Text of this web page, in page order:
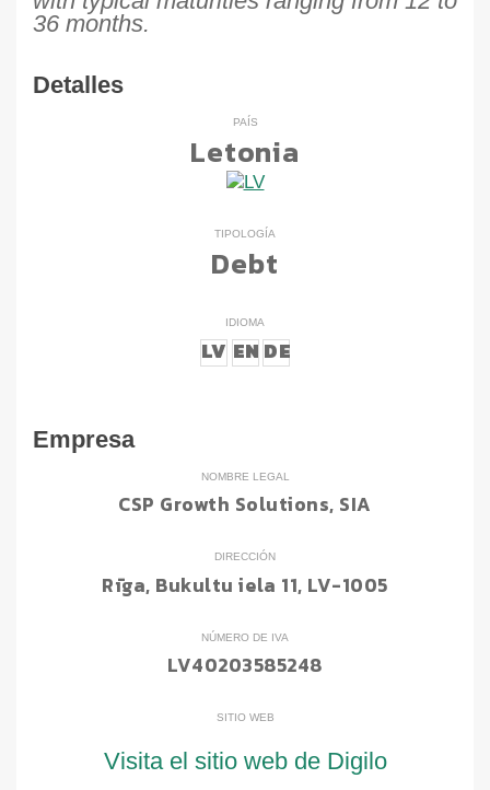
36 months.
Detalles
PAÍS
Letonia
TIPOLOGÍA
Debt
IDIOMA
LV EN DE
Empresa
NOMBRE LEGAL
CSP Growth Solutions, SIA
DIRECCIÓN
Rīga, Bukultu iela 11, LV-1005
NÚMERO DE IVA
LV40203585248
SITIO WEB
Visita el sitio web de Digilo